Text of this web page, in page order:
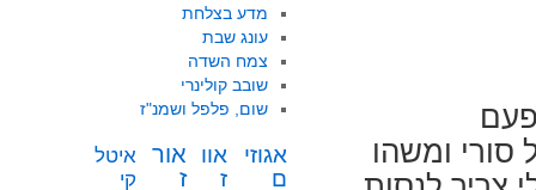
ומשהו
מדע בצלחת
עונג שבת
צמח השדה
שובב קולינרי
שום, פלפל ושמנ"ז
אגוזי
ם
אוו
ז
אור
ז
איטל
קי